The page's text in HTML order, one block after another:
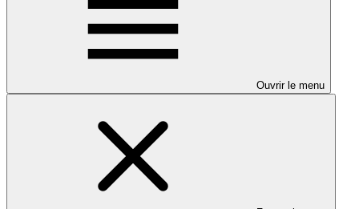
Ouvrir le menu